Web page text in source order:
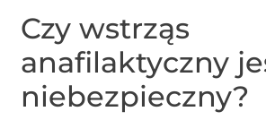
Czy wstrząs
anafilaktyczny
niebezpieczny?